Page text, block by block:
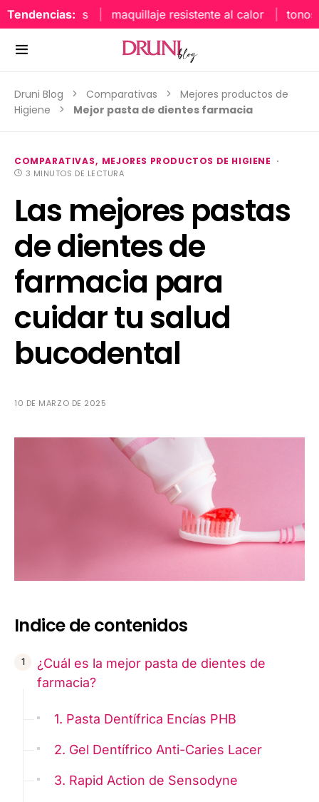
Tendencias: maquillaje resistente al calor tonos
Druni Blog Comparativas
Mejores productos de
Higiene
Mejor pasta de dientes farmacia
COMPARATIVAS MEJORES PRODUCTOS DE HIGIENE
3 MINUTOS DE LECTURA
Las mejores pastas
de dientes de
farmacia para
cuidar tu salud
bucodental
10 DE MARZO DE 2025
Indice de contenidos
¿Cuál es la mejor pasta de dientes de
farmacia?
1. Pasta Dentífrica Encías PHB
2. Gel Dentífrico Anti-Caries Lacer
3. Rapid Action de Sensodyne